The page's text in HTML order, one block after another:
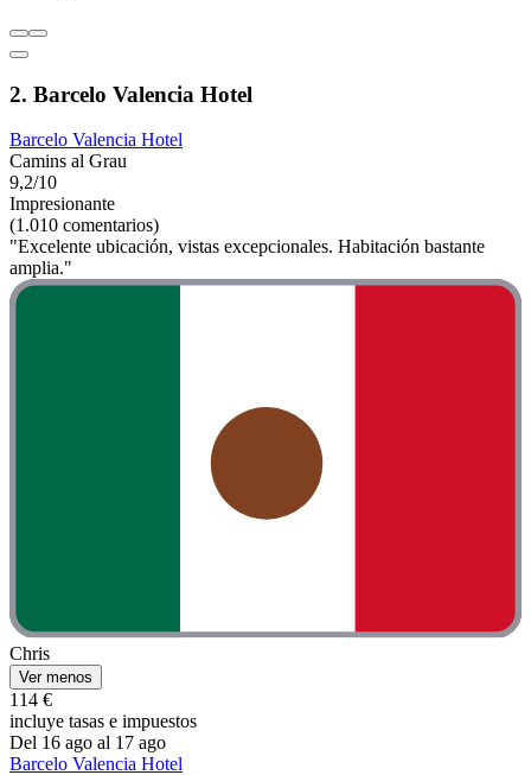
2. Barcelo Valencia Hotel
Barcelo Valencia Hotel
Camins al Grau
9,2/10
Impresionante
(1.010 comentarios)
"Excelente ubicación, vistas excepcionales. Habitación bastante
amplia."
Chris
Ver menos
114 €
incluye tasas e impuestos
Del 16 ago al 17 ago
Barcelo Valencia Hotel